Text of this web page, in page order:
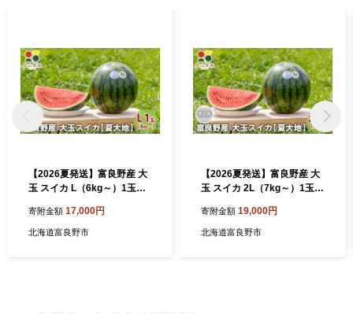
【2026夏発送】富良野産 大
玉 スイカ L（6kg～）1玉
いか 西瓜 夏 フルーツ ふらの
甘い 糖度 大きい 大だま (畠
寄附金額 17,000円
北海道富良野市
【2026夏発送】富良野産 大
玉 スイカ 2L（7kg～）1玉
いか 西瓜 夏 フルーツ ふらの
甘い 糖度 大きい 大だま (畠
寄附金額 19,000円
北海道富良野市